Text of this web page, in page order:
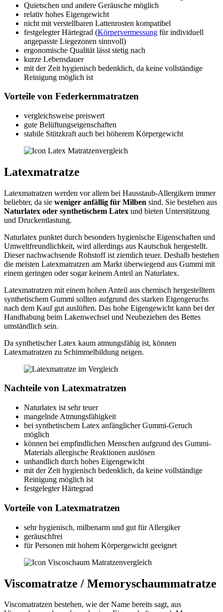
Quietschen und andere Geräusche möglich
relativ hohes Eigengewicht
nicht mit verstellbaren Lattenrosten kompatibel
festgelegter Härtegrad (Körpervermessung für individuell
angepasste Liegezonen sinnvoll)
ergonomische Qualität lässt stetig nach
kurze Lebensdauer
mit der Zeit hygienisch bedenklich, da keine vollständige
Reinigung möglich ist
Vorteile von Federkernmatratzen
vergleichsweise preiswert
gute Belüftungseigenschaften
stabile Stützkraft auch bei höherem Körpergewicht
Latexmatratze
Latexmatratzen werden vor allem bei Hausstaub-Allergikern immer
beliebter, da sie weniger anfällig für Milben sind. Sie bestehen aus
Naturlatex oder synthetischem Latex und bieten Unterstützung
und Druckentlastung.
Naturlatex punktet durch besonders hygienische Eigenschaften und
Umweltfreundlichkeit, wird allerdings aus Kautschuk hergestellt.
Dieser nachwachsende Rohstoff ist ziemlich teuer. Deshalb bestehen
die meisten Latexmatratzen am Markt überwiegend aus Gummi mit
einem geringen oder sogar keinem Anteil an Naturlatex.
Latexmatratzen mit einem hohen Anteil aus chemisch hergestelltem
synthetischem Gummi sollten aufgrund des starken Eigengeruchs
nach dem Kauf gut auslüften. Das hohe Eigengewicht kann bei der
Handhabung beim Lakenwechsel und Neubeziehen des Bettes
umständlich sein.
Da synthetischer Latex kaum atmungsfähig ist, können
Latexmatratzen zu Schimmelbildung neigen.
Nachteile von Latexmatratzen
Naturlatex ist sehr teuer
mangelnde Atmungsfähigkeit
bei synthetischem Latex anfänglicher Gummi-Geruch
möglich
können bei empfindlichen Menschen aufgrund des Gummi-
Materials allergische Reaktionen auslösen
unhandlich durch hohes Eigengewicht
mit der Zeit hygienisch bedenklich, da keine vollständige
Reinigung möglich ist
festgelegter Härtegrad
Vorteile von Latexmatratzen
sehr hygienisch, milbenarm und gut für Allergiker
geräuschfrei
für Personen mit hohem Körpergewicht geeignet
Viscomatratze / Memoryschaummatratze
Viscomatratzen bestehen, wie der Name bereits sagt, aus